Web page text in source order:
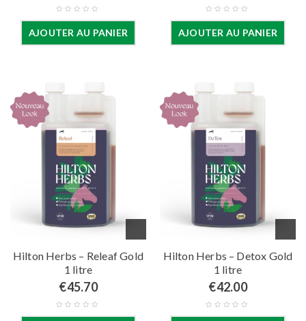
AJOUTER AU PANIER AJOUTER AU PANIER
Hilton Herbs – Releaf Gold
1 litre
€45.70
Hilton Herbs – Detox Gold
1 litre
€42.00